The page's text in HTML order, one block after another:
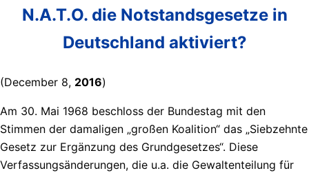
N.A.T.O. die Notstandsgesetze in
Deutschland aktiviert?
(December 8, 2016)
Am 30. Mai 1968 beschloss der Bundestag mit den
Stimmen der damaligen „großen Koalition“ das „Siebzehnte
Gesetz zur Ergänzung des Grundgesetzes“. Diese
Verfassungsänderungen, die u.a. die Gewaltenteilung für